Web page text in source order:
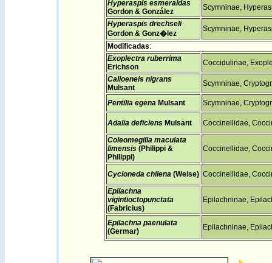
Hyperaspis esmeraldas
Gordon & González
Scymninae,
Hyperaspis drechseli
Gordon & Gonz�lez
Scymninae,
Modificadas:
Exoplectra ruberrima
Erichson
Coccidulinae,
Calloeneis nigrans
Mulsant
Scymninae,
Pentilia egena Mulsant Scymninae,
Adalia deficiens Mulsant
Coccinellidae,
Coleomegilla maculata
limensis (Philippi &
Philippi)
Coccinellidae,
Cycloneda chilena (Weise) Coccinellidae,
Epilachna
vigintioctopunctata
(Fabricius)
Epilachninae,
Epilachna paenulata
(Germar)
Epilachninae,